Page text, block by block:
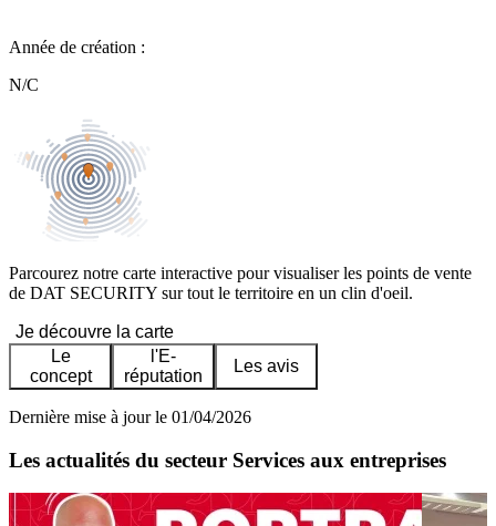
Année de création :
N/C
Parcourez notre carte interactive pour visualiser les points de vente
de DAT SECURITY sur tout le territoire en un clin d'oeil.
Je découvre la carte
Le
concept
l'E-
réputation
Les avis
Dernière mise à jour le 01/04/2026
Les actualités du secteur Services aux entreprises